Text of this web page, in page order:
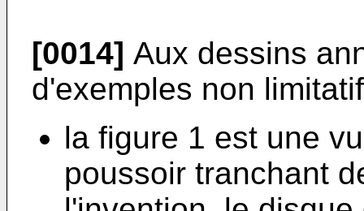
[0014] Aux dessins
d'exemples non
la figure 1 est une
poussoir tranchant